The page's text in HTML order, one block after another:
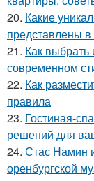
20. Какие
представлены
21. Как выбрать
современном
22. Как
правила
23. Гостиная-
решений для
24. Стас Намин
оренбургской